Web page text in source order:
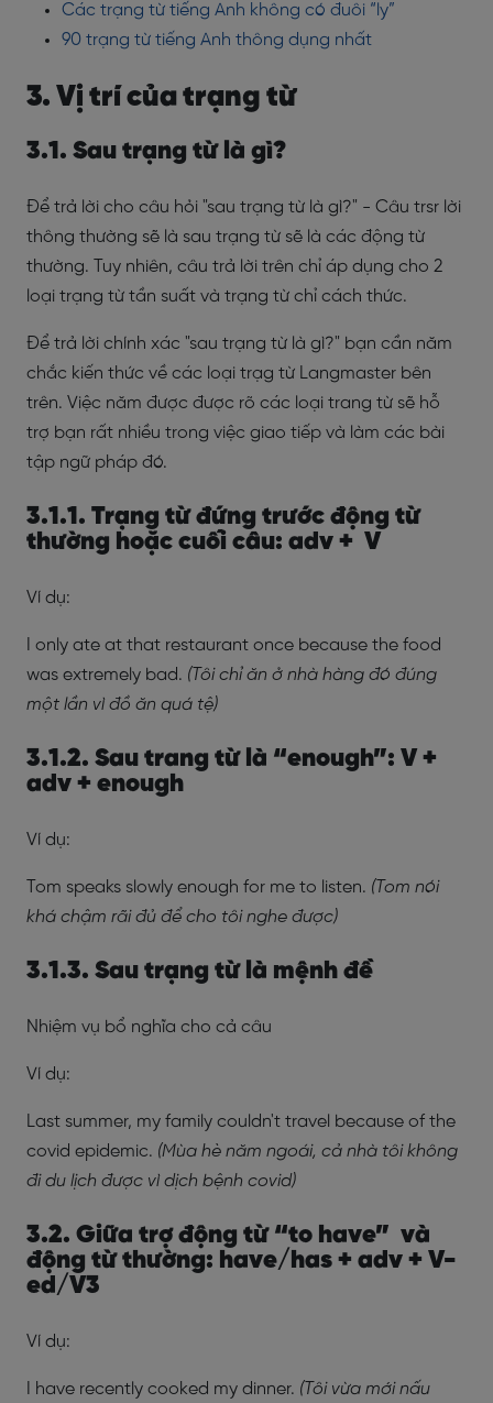
Các trạng từ tiếng Anh không có đuôi “ly”
90 trạng từ tiếng Anh thông dụng nhất
3. Vị trí của trạng từ
3.1. Sau trạng từ là gì?
Để trả lời cho câu hỏi "sau trạng từ là gì?" - Câu trsr lời
thông thường sẽ là sau trạng từ sẽ là các động từ
thường. Tuy nhiên, câu trả lời trên chỉ áp dụng cho 2
loại trạng từ tần suất và trạng từ chỉ cách thức.
Để trả lời chính xác "sau trạng từ là gì?" bạn cần năm
chắc kiến thức về các loại trạg từ Langmaster bên
trên. Việc năm được được rõ các loại trang từ sẽ hỗ
trợ bạn rất nhiều trong việc giao tiếp và làm các bài
tập ngữ pháp đó.
3.1.1. Trạng từ đứng trước động từ
thường hoặc cuối câu: adv + V
Ví dụ:
I only ate at that restaurant once because the food
was extremely bad. (Tôi chỉ ăn ở nhà hàng đó đúng
một lần vì đồ ăn quá tệ)
3.1.2. Sau trang từ là “enough”: V +
adv + enough
Ví dụ:
Tom speaks slowly enough for me to listen. (Tom nói
khá chậm rãi đủ để cho tôi nghe được)
3.1.3. Sau trạng từ là mệnh đề
Nhiệm vụ bổ nghĩa cho cả câu
Ví dụ:
Last summer, my family couldn't travel because of the
covid epidemic. (Mùa hè năm ngoái, cả nhà tôi không
đi du lịch được vì dịch bệnh covid)
3.2. Giữa trợ động từ “to have” và
động từ thường: have/has + adv + V-
ed/V3
Ví dụ:
I have recently cooked my dinner. (Tôi vừa mới nấu